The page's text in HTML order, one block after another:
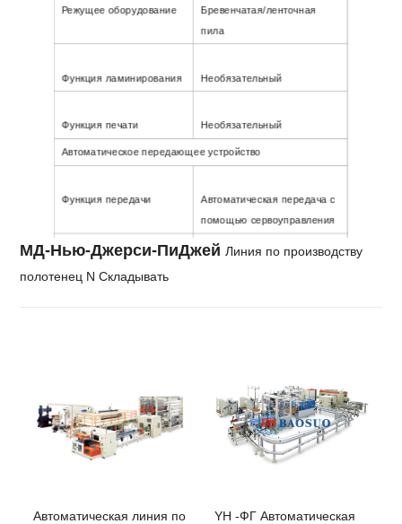
Режущее оборудование
Бревенчатая/ленточная
пила
Функция ламинирования Необязательный
Функция печати Необязательный
Автоматическое передающее устройство
Функция передачи
Автоматическая передача с
помощью сервоуправления
МД-Нью-Джерси-ПиДжейЛиния по производству
полотенец N Складывать
Автоматическая линия по
YH -ФГ Автоматическая